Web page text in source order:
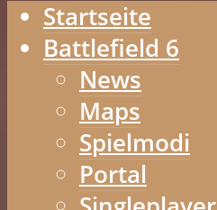
Startseite
Battlefield 6
News
Maps
Spielmodi
Portal